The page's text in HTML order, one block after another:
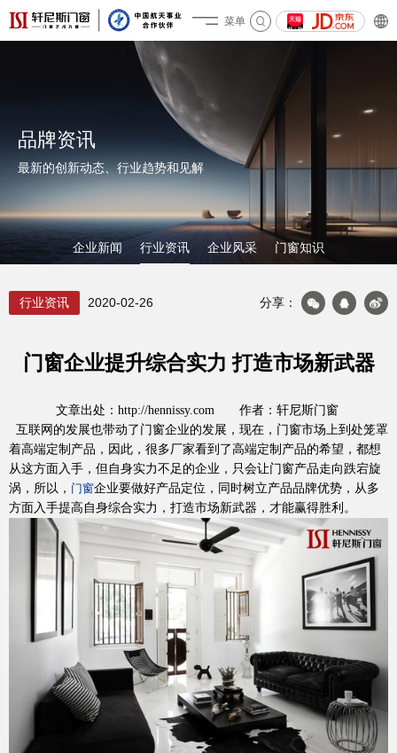
菜单
关于轩尼斯
加盟投资
品质服务
品牌资讯
最新的创新动态、行业趋势和见解
企业新闻 行业资讯 企业风采 门窗知识
行业资讯 2020-02-26 分享：
门窗企业提升综合实力 打造市场新武器
文章出处：http://hennissy.com 作者：轩尼斯门窗
互联网的发展也带动了门窗企业的发展，现在，门窗市场上到处笼罩
着高端定制产品，因此，很多厂家看到了高端定制产品的希望，都想
从这方面入手，但自身实力不足的企业，只会让门窗产品走向跌宕旋
涡，所以， 门窗企业要做好产品定位，同时树立产品品牌优势，从多
方面入手提高自身综合实力，打造市场新武器，才能赢得胜利。